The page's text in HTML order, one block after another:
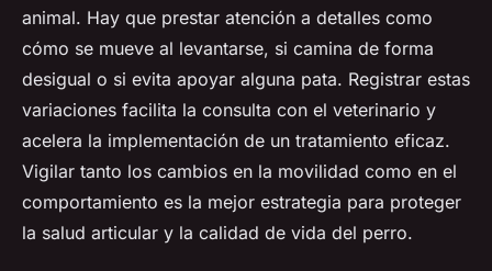
animal. Hay que prestar atención a detalles como
cómo se mueve al levantarse, si camina de forma
desigual o si evita apoyar alguna pata. Registrar estas
variaciones facilita la consulta con el veterinario y
acelera la implementación de un tratamiento eficaz.
Vigilar tanto los cambios en la movilidad como en el
comportamiento es la mejor estrategia para proteger
la salud articular y la calidad de vida del perro.